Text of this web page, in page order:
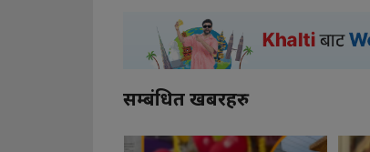
सम्बंधित खबरहरु